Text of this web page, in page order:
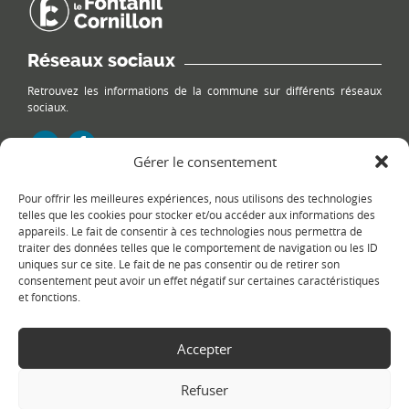
Gérer le consentement
Pour offrir les meilleures expériences, nous utilisons des technologies
telles que les cookies pour stocker et/ou accéder aux informations des
appareils. Le fait de consentir à ces technologies nous permettra de
traiter des données telles que le comportement de navigation ou les ID
uniques sur ce site. Le fait de ne pas consentir ou de retirer son
consentement peut avoir un effet négatif sur certaines caractéristiques
et fonctions.
Accepter
Refuser
Réseaux sociaux
Retrouvez les informations de la commune sur différents réseaux
sociaux.
Le plan du site
Copyright Ⓒ Le Fontanil-Cornillon-
Politique de
- Réalisation :Sukellos - Agence web WordPress -